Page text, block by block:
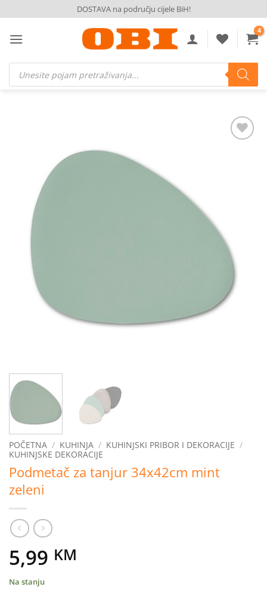
to
content
DOSTAVA na području cijele BiH!
Products
search
POČETNA / KUHINJA / KUHINJSKI PRIBOR I DEKORACIJE /
KUHINJSKE DEKORACIJE
Podmetač za tanjur 34x42cm mint
zeleni
5,99 KM
Na stanju